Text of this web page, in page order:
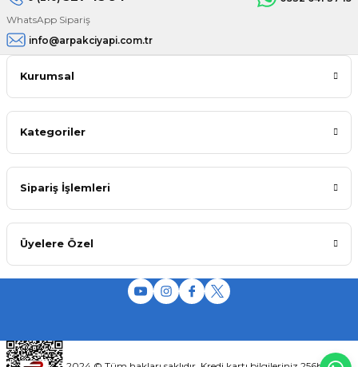
WhatsApp Sipariş
info@arpakciyapi.com.tr
Kurumsal
Kategoriler
Sipariş İşlemleri
Üyelere Özel